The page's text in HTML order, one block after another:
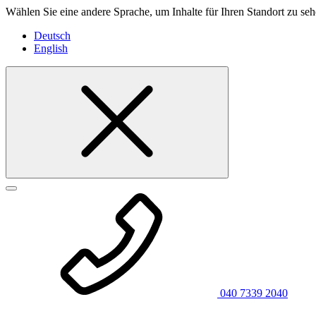
Wählen Sie eine andere Sprache, um Inhalte für Ihren Standort zu
Deutsch
English
040 7339 2040